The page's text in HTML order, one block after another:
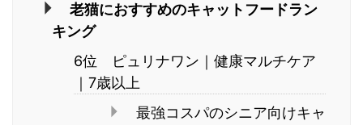
老猫におすすめのキャットフードラン
キング
6位 ピュリナワン｜健康マルチケア
｜7歳以上
最強コスパのシニア向けキャ